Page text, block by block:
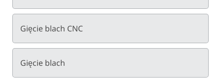
Gięcie blach CNC
Gięcie blach